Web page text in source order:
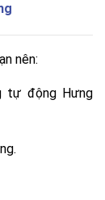
nên: